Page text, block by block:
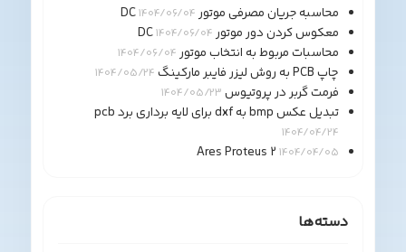
محاسبه جریان مصرفی موتور DC1404/06/04
معکوس کردن دور موتور DC1404/06/04
محاسبات مربوط به انتخاب موتور 1404/06/04
چاپ PCB به روش لیزر فایبر مارکینگ 1404/05/24
فرمت گربر در پروتیوس 1404/05/23
تبدیل عکس bmp به dxf برای لایه برداری برد pcb
1404/04/24
Ares Proteus 2 1404/04/05
دسته‌ها